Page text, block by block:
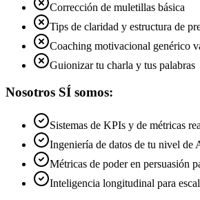
Corrección de muletillas básica
Tips de claridad y estructura de
Coaching motivacional genérico
Guionizar tu charla y tus palabras
Nosotros SÍ somos:
Sistemas de KPIs y de métricas
Ingeniería de datos de tu nivel de
Métricas de poder en persuasión
Inteligencia longitudinal para